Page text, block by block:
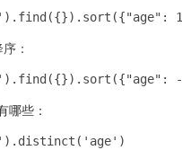
：
哪些：